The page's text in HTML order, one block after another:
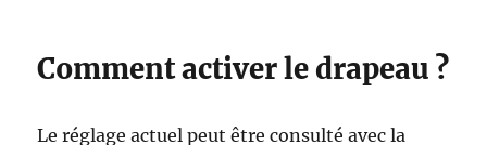
Comment activer le drapeau ?
Le réglage actuel peut être consulté avec la